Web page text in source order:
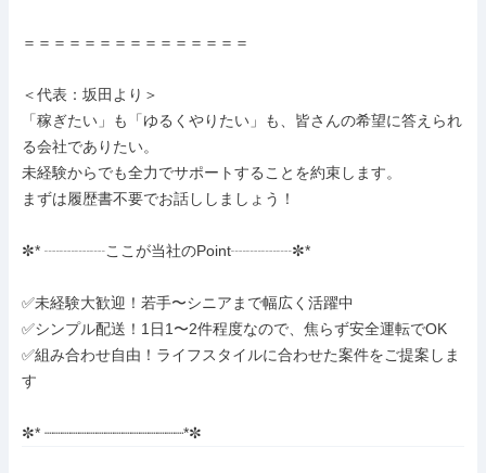
＝＝＝＝＝＝＝＝＝＝＝＝＝＝＝
＜代表：坂田より＞
「稼ぎたい」も「ゆるくやりたい」も、皆さんの希望に答えられ
る会社でありたい。
未経験からでも全力でサポートすることを約束します。
まずは履歴書不要でお話ししましょう！
✼* ┈┈┈┈ここが当社のPoint┈┈┈┈✼*
✅未経験大歓迎！若手〜シニアまで幅広く活躍中
✅シンプル配送！1日1〜2件程度なので、焦らず安全運転でOK
✅組み合わせ自由！ライフスタイルに合わせた案件をご提案しま
す
✼* ┈┈┈┈┈┈┈┈┈┈┈┈┈┈┈┈*✼